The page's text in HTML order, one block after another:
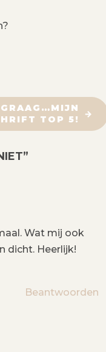
TOP 5!
”
Wat mij ook
dicht. Heerlijk!
Beantwoorden